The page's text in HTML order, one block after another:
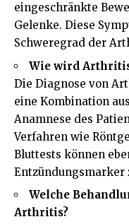
eingeschränkte
Gelenke. Diese
Schweregrad der
Wie wird
Die Diagnose von
eine Kombination
Anamnese des
Verfahren wie
Bluttests können
Entzündungsmarker
Welche
Arthritis?